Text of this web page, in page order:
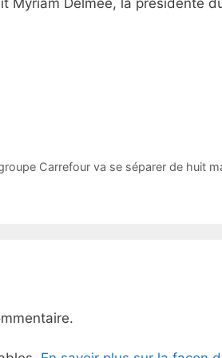
Myriam Delmée, la présidente
Carrefour va se séparer de huit